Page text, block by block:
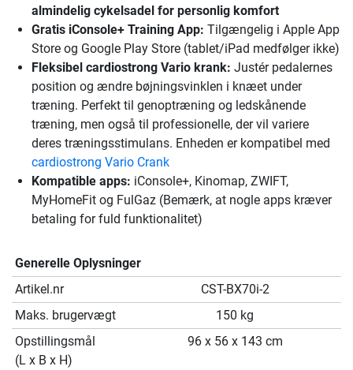
almindelig cykelsadel for personlig komfort
Gratis iConsole+ Training App: Tilgængelig i Apple App
Store og Google Play Store (tablet/iPad medfølger ikke)
Fleksibel cardiostrong Vario krank: Justér pedalernes
position og ændre bøjningsvinklen i knæet under
træning. Perfekt til genoptræning og ledskånende
træning, men også til professionelle, der vil variere
deres træningsstimulans. Enheden er kompatibel med
cardiostrong Vario Crank
Kompatible apps: iConsole+, Kinomap, ZWIFT,
MyHomeFit og FulGaz (Bemærk, at nogle apps kræver
betaling for fuld funktionalitet)
Generelle Oplysninger
Artikel.nr
CST-BX70i-2
Maks. brugervægt
150 kg
Opstillingsmål
(L x B x H)
96 x 56 x 143 cm